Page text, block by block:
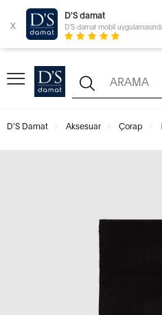
x
D'S damat
D'S damat mobil
D'S Damat Aksesuar Çorap